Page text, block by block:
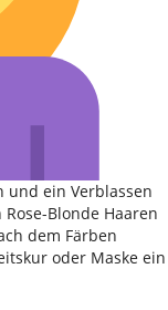
und ein Verblassen
Blonde Haaren
dem Färben
oder Maske ein